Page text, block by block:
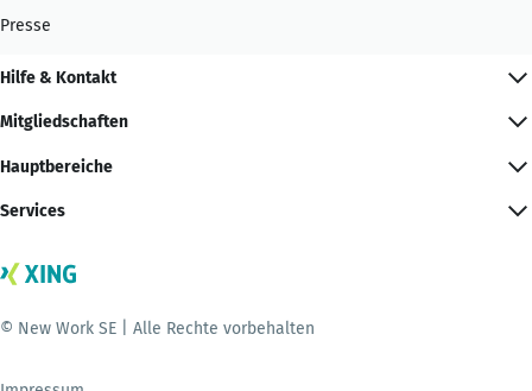
Presse
Hilfe & Kontakt
Mitgliedschaften
Hauptbereiche
Services
© New Work SE | Alle Rechte vorbehalten